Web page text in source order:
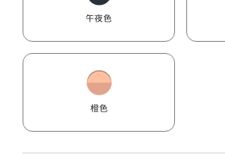
午夜色
橙色